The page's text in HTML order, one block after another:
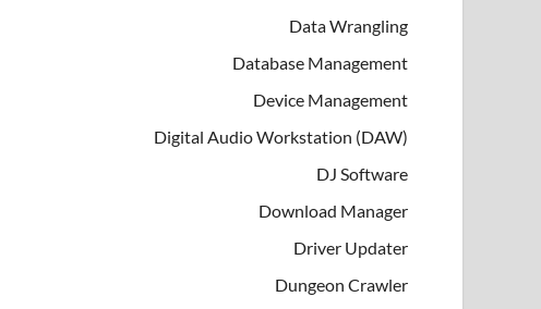
Data Wrangling
Database Management
Device Management
Digital Audio Workstation (DAW)
DJ Software
Download Manager
Driver Updater
Dungeon Crawler